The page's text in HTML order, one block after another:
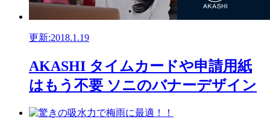
更新:2018.1.19
AKASHI タイムカードや申請用紙
はもう不要 ソニのバナーデザイン